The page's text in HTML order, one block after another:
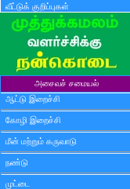
வீட்டுக் குறிப்புகள்
அசைவச் சமையல்
ஆட்டு இறைச்சி
கோழி இறைச்சி
மீன் மற்றும் கருவாடு
நண்டு
முட்டை